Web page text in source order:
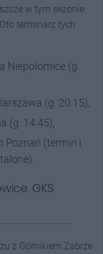
w tym sezonie
terminarz tych
Niepołomice (g.
(g. 20:15),
(g. 14:45),
Poznań (termin i
GKS
z Górnikiem Zabrze